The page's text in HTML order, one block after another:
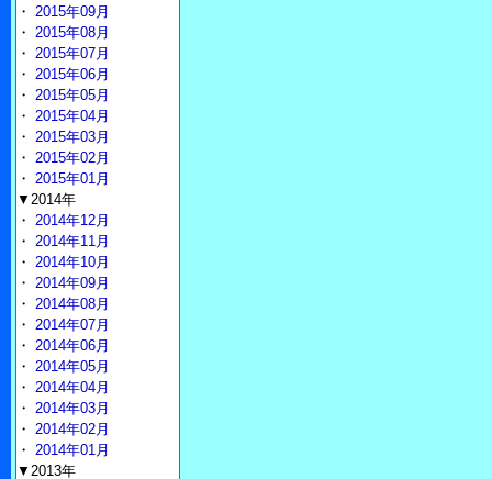
・ 2015年09月
・ 2015年08月
・ 2015年07月
・ 2015年06月
・ 2015年05月
・ 2015年04月
・ 2015年03月
・ 2015年02月
・ 2015年01月
▼2014年
・ 2014年12月
・ 2014年11月
・ 2014年10月
・ 2014年09月
・ 2014年08月
・ 2014年07月
・ 2014年06月
・ 2014年05月
・ 2014年04月
・ 2014年03月
・ 2014年02月
・ 2014年01月
▼2013年